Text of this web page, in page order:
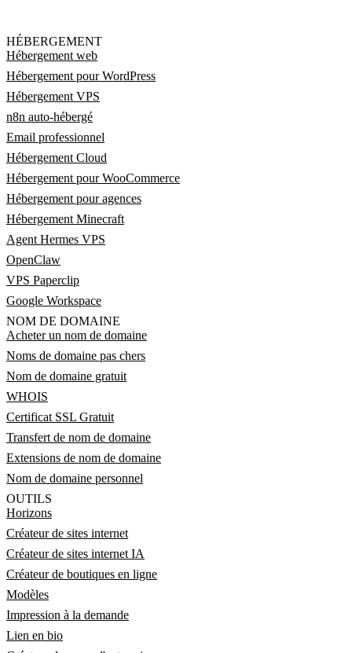
HÉBERGEMENT
Hébergement web
Hébergement pour WordPress
Hébergement VPS
n8n auto-hébergé
Email professionnel
Hébergement Cloud
Hébergement pour WooCommerce
Hébergement pour agences
Hébergement Minecraft
Agent Hermes VPS
OpenClaw
VPS Paperclip
Google Workspace
NOM DE DOMAINE
Acheter un nom de domaine
Noms de domaine pas chers
Nom de domaine gratuit
WHOIS
Certificat SSL Gratuit
Transfert de nom de domaine
Extensions de nom de domaine
Nom de domaine personnel
OUTILS
Horizons
Créateur de sites internet
Créateur de sites internet IA
Créateur de boutiques en ligne
Modèles
Impression à la demande
Lien en bio